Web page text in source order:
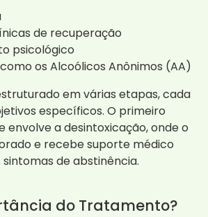
de recuperação
psicológico
os Alcoólicos Anônimos (AA)
em várias etapas, cada
específicos. O primeiro
envolve a desintoxicação, onde o
e recebe suporte médico
de abstinência.
do Tratamento?